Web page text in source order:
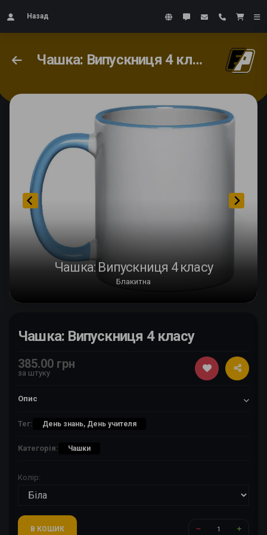
Назад
Чашка: Випускниця 4 класу
Чашка: Випускниця 4 класу
Блакитна
Чашка: Випускниця 4 класу
385.00 грн
за штуку
Опис
Тег: День знань, День учителя
Категорія: Чашки
Колір:
В КОШИК